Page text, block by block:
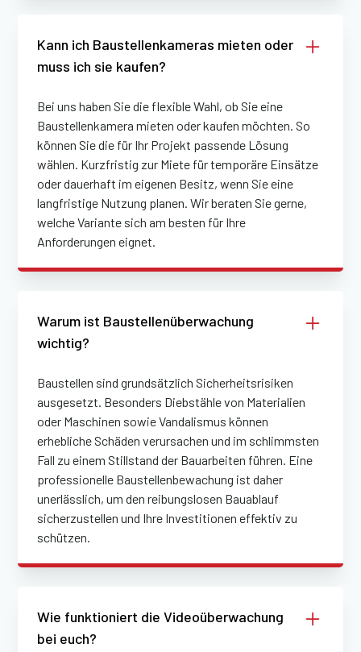
Kann ich Baustellenkameras mieten oder
muss ich sie kaufen?
Bei uns haben Sie die flexible Wahl, ob Sie eine
Baustellenkamera mieten oder kaufen möchten. So
können Sie die für Ihr Projekt passende Lösung
wählen. Kurzfristig zur Miete für temporäre Einsätze
oder dauerhaft im eigenen Besitz, wenn Sie eine
langfristige Nutzung planen. Wir beraten Sie gerne,
welche Variante sich am besten für Ihre
Anforderungen eignet.
Warum ist Baustellenüberwachung
wichtig?
Baustellen sind grundsätzlich Sicherheitsrisiken
ausgesetzt. Besonders Diebstähle von Materialien
oder Maschinen sowie Vandalismus können
erhebliche Schäden verursachen und im schlimmsten
Fall zu einem Stillstand der Bauarbeiten führen. Eine
professionelle Baustellenbewachung ist daher
unerlässlich, um den reibungslosen Bauablauf
sicherzustellen und Ihre Investitionen effektiv zu
schützen.
Wie funktioniert die Videoüberwachung
bei euch?